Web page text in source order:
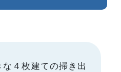
４枚建ての掃き出